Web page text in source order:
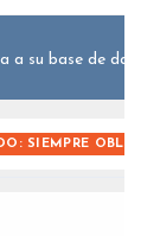
a su base de datos.
SIEMPRE